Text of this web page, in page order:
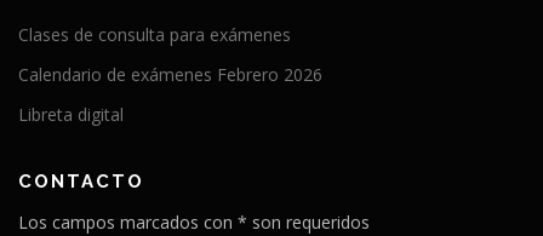
Clases de consulta para exámenes
Calendario de exámenes Febrero 2026
Libreta digital
CONTACTO
Los campos marcados con * son requeridos